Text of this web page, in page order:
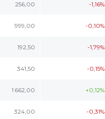
256,00 -1,16%
999,00 -0,10%
192,50 -1,79%
341,50 -0,15%
1 662,00 +0,12%
324,00 -0,31%